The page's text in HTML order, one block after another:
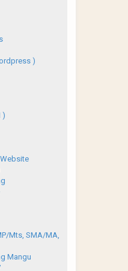
)
)
Mts, SMA/MA,
Mangu